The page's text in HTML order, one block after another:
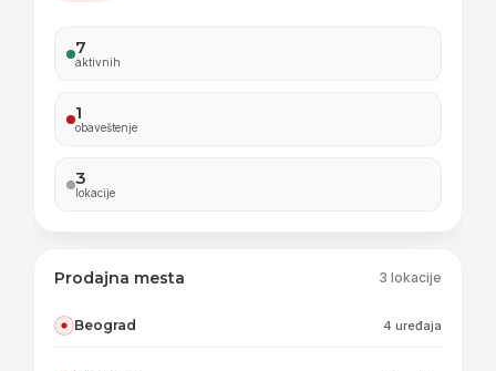
7
aktivnih
1
obaveštenje
3
lokacije
Prodajna mesta 3 lokacije
Beograd 4 uređaja